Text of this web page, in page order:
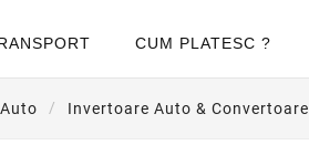
CUM PLATESC ?
Invertoare Auto & Convertoare